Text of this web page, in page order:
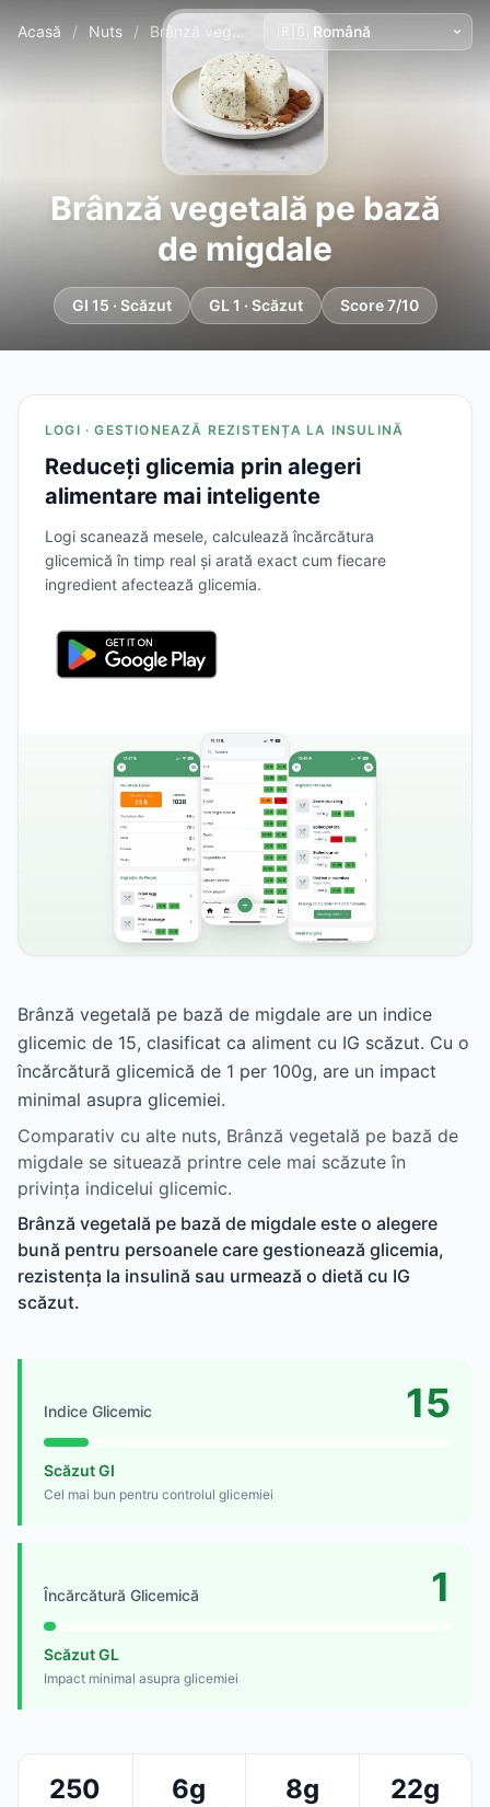
Acasă / Nuts / Brânză vegetală pe bază de migdale
Brânză vegetală pe bază
de migdale
GI 15 · Scăzut GL 1 · Scăzut Score 7/10
LOGI · GESTIONEAZĂ REZISTENȚA LA INSULINĂ
Reduceți glicemia prin alegeri
alimentare mai inteligente
Logi scanează mesele, calculează încărcătura
glicemică în timp real și arată exact cum fiecare
ingredient afectează glicemia.
Brânză vegetală pe bază de migdale are un indice
glicemic de 15, clasificat ca aliment cu IG scăzut. Cu o
încărcătură glicemică de 1 per 100g, are un impact
minimal asupra glicemiei.
Comparativ cu alte nuts, Brânză vegetală pe bază de
migdale se situează printre cele mai scăzute în
privința indicelui glicemic.
Brânză vegetală pe bază de migdale este o alegere
bună pentru persoanele care gestionează glicemia,
rezistența la insulină sau urmează o dietă cu IG
scăzut.
Indice Glicemic 15
Scăzut GI
Cel mai bun pentru controlul glicemiei
Încărcătură Glicemică 1
Scăzut GL
Impact minimal asupra glicemiei
250 6g 8g 22g